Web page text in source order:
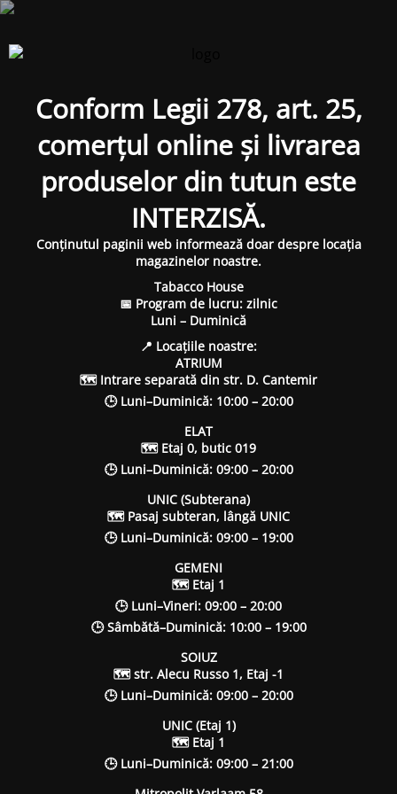
Conform Legii 278, art. 25,
comerțul online și livrarea
produselor din tutun este
INTERZISĂ.
Conținutul paginii web informează doar despre locația
magazinelor noastre.
Tabacco House
📅 Program de lucru: zilnic
Luni – Duminică
📍 Locațiile noastre:
ATRIUM
🗺 Intrare separată din str. D. Cantemir
🕒 Luni–Duminică: 10:00 – 20:00
ELAT
🗺 Etaj 0, butic 019
🕒 Luni–Duminică: 09:00 – 20:00
UNIC (Subterana)
🗺 Pasaj subteran, lângă UNIC
🕒 Luni–Duminică: 09:00 – 19:00
GEMENI
🗺 Etaj 1
🕒 Luni–Vineri: 09:00 – 20:00
🕒 Sâmbătă–Duminică: 10:00 – 19:00
SOIUZ
🗺 str. Alecu Russo 1, Etaj -1
🕒 Luni–Duminică: 09:00 – 20:00
UNIC (Etaj 1)
🗺 Etaj 1
🕒 Luni–Duminică: 09:00 – 21:00